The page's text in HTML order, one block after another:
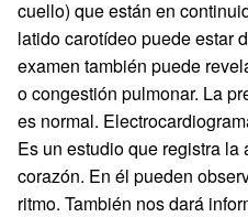
cuello) que están en
latido carotídeo puede estar
examen también puede
o congestión pulmonar. La
es normal.
Es un estudio que registra
corazón. En él pueden
ritmo. También nos dará